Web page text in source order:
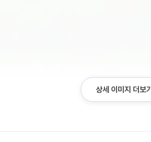
상세 이미지 더보기